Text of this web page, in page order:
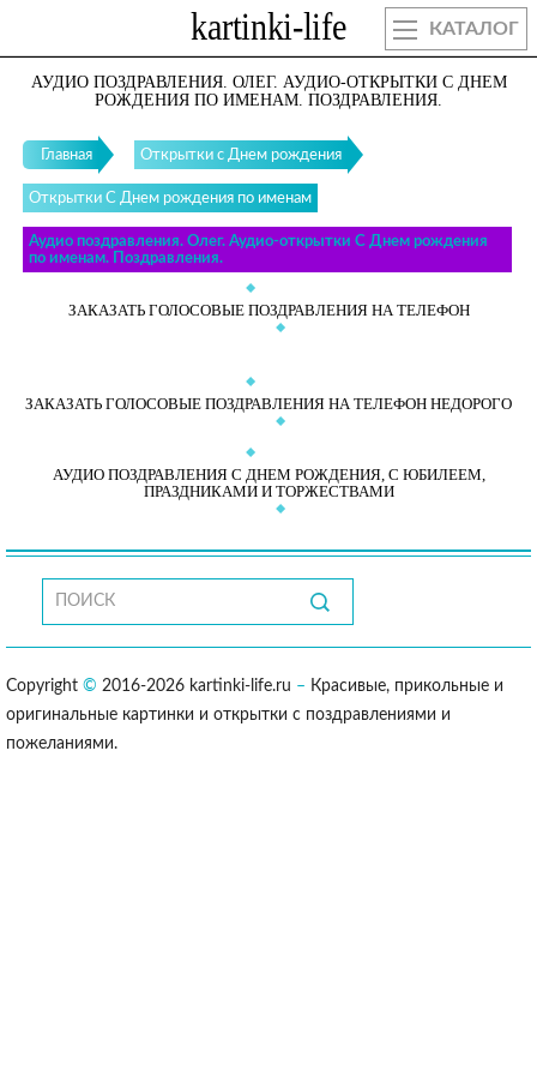
КАТАЛОГ
АУДИО ПОЗДРАВЛЕНИЯ. ОЛЕГ. АУДИО-ОТКРЫТКИ С ДНЕМ
РОЖДЕНИЯ ПО ИМЕНАМ. ПОЗДРАВЛЕНИЯ.
Главная Открытки с Днем рождения
Открытки С Днем рождения по именам
Аудио поздравления. Олег. Аудио-открытки С Днем рождения
по именам. Поздравления.
ЗАКАЗАТЬ ГОЛОСОВЫЕ ПОЗДРАВЛЕНИЯ НА ТЕЛЕФОН
ЗАКАЗАТЬ ГОЛОСОВЫЕ ПОЗДРАВЛЕНИЯ НА ТЕЛЕФОН НЕДОРОГО
АУДИО ПОЗДРАВЛЕНИЯ С ДНЕМ РОЖДЕНИЯ, С ЮБИЛЕЕМ,
ПРАЗДНИКАМИ И ТОРЖЕСТВАМИ
Copyright © 2016-2026 kartinki-life.ru – Красивые, прикольные и
оригинальные картинки и открытки с поздравлениями и
пожеланиями.